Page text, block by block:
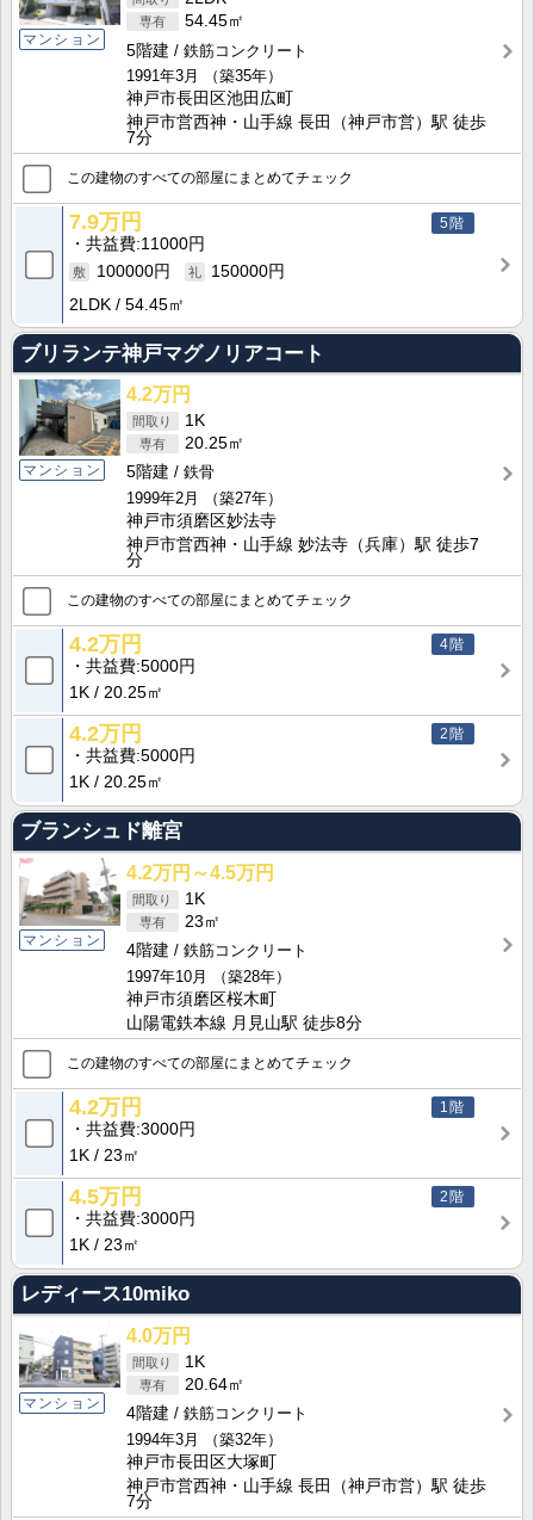
マンション
54.45㎡
5階建
鉄筋コンクリート
1991年3月
（築35年）
神戸市長田区池田広町
神戸市営西神・山手線 長田（神戸市営）駅 徒歩
7分
この建物のすべての部屋にまとめてチェック
5階
7.9万円
共益費 11000円
100000円
150000円
2LDK
54.45㎡
ブリランテ神戸マグノリアコート
マンション
4.2万円
1K
20.25㎡
5階建
鉄骨
1999年2月
（築27年）
神戸市須磨区妙法寺
神戸市営西神・山手線 妙法寺（兵庫）駅 徒歩7
分
この建物のすべての部屋にまとめてチェック
4階
4.2万円
共益費 5000円
1K
20.25㎡
2階
4.2万円
共益費 5000円
1K
20.25㎡
ブランシュド離宮
マンション
4.2万円～4.5万円
1K
23㎡
4階建
鉄筋コンクリート
1997年10月
（築28年）
神戸市須磨区桜木町
山陽電鉄本線 月見山駅 徒歩8分
この建物のすべての部屋にまとめてチェック
1階
4.2万円
共益費 3000円
1K
23㎡
2階
4.5万円
共益費 3000円
1K
23㎡
レディース10miko
マンション
4.0万円
1K
20.64㎡
4階建
鉄筋コンクリート
1994年3月
（築32年）
神戸市長田区大塚町
神戸市営西神・山手線 長田（神戸市営）駅 徒歩
7分